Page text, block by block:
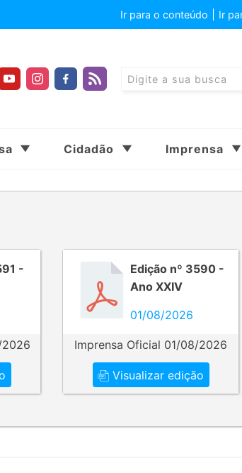
Ir para o conteúdo Ir
Cidadão Imprensa
-
Edição nº 3590 -
Ano XXIV
01/08/2026
Imprensa Oficial 01/08/2026
Visualizar edição